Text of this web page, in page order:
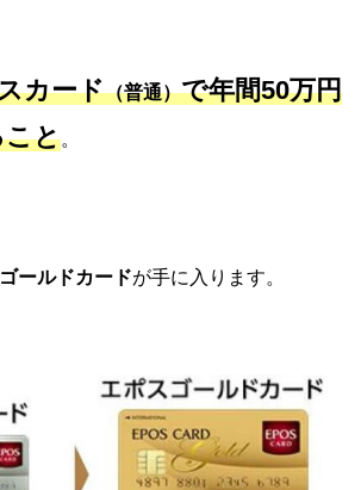
カード（普通）で年間50万円
こと。
ールドカードが手に入ります。